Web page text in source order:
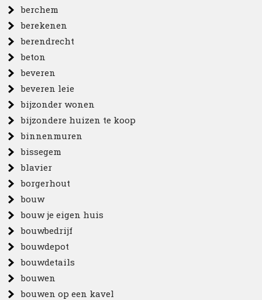
berchem
berekenen
berendrecht
beton
beveren
beveren leie
bijzonder wonen
bijzondere huizen te koop
binnenmuren
bissegem
blavier
borgerhout
bouw
bouw je eigen huis
bouwbedrijf
bouwdepot
bouwdetails
bouwen
bouwen op een kavel